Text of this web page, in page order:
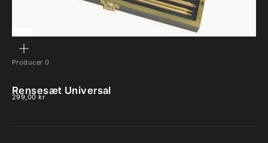
Producer 0
Rensesæt Universal
Salgspris
299,00 kr